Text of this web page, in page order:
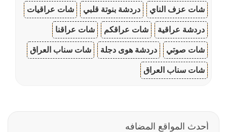
شات عزف الناي دردشة بنوتة قلبي شات عراقيات
دردشة عراقية شات عراقكم شات عراقنا
شات صوتي دردشة هوى دجلة شات سناب العراق
شات سناب العراق
أحدث المواقع المضافه